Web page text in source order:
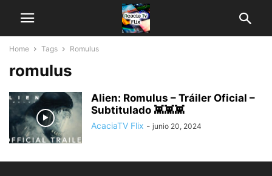
Home Tags Romulus
romulus
Alien: Romulus – Tráiler Oficial –
Subtitulado 👾👾👾
AcaciaTV Flix - junio 20, 2024